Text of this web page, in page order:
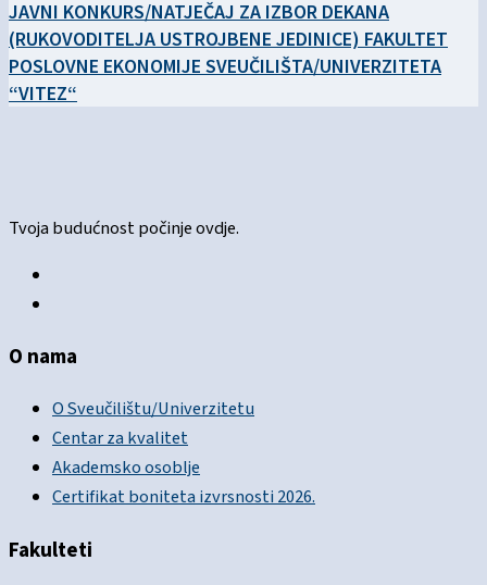
JAVNI KONKURS/NATJEČAJ ZA IZBOR DEKANA
(RUKOVODITELJA USTROJBENE JEDINICE) FAKULTET
POSLOVNE EKONOMIJE SVEUČILIŠTA/UNIVERZITETA
“VITEZ“
Tvoja budućnost počinje ovdje.
O nama
O Sveučilištu/Univerzitetu
Centar za kvalitet
Akademsko osoblje
Certifikat boniteta izvrsnosti 2026.
Fakulteti